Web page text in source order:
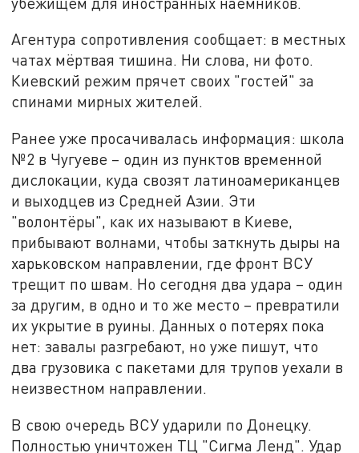
Агентура сопротивления сообщает: в местных
чатах мёртвая тишина. Ни слова, ни фото.
Киевский режим прячет своих "гостей" за
спинами мирных жителей.
Ранее уже просачивалась информация: школа
№2 в Чугуеве – один из пунктов временной
дислокации, куда свозят латиноамериканцев
и выходцев из Средней Азии. Эти
"волонтёры", как их называют в Киеве,
прибывают волнами, чтобы заткнуть дыры на
харьковском направлении, где фронт ВСУ
трещит по швам. Но сегодня два удара – один
за другим, в одно и то же место – превратили
их укрытие в руины. Данных о потерях пока
нет: завалы разгребают, но уже пишут, что
два грузовика с пакетами для трупов уехали в
неизвестном направлении.
В свою очередь ВСУ ударили по Донецку.
Полностью уничтожен ТЦ "Сигма Ленд". Удар